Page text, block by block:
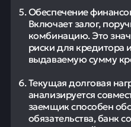
Обеспечение
Включает залог,
комбинацию. Это
риски для кредитора
выдаваемую сумму
Текущая долговая
анализируется
заемщик способен
обязательства, банк